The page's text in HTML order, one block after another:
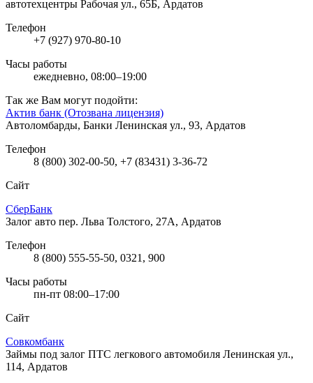
автотехцентры Рабочая ул., 65Б, Ардатов
Телефон
+7 (927) 970-80-10
Часы работы
ежедневно, 08:00–19:00
Так же Вам могут подойти:
Актив банк (Отозвана лицензия)
Автоломбарды, Банки Ленинская ул., 93, Ардатов
Телефон
8 (800) 302-00-50, +7 (83431) 3-36-72
Сайт
СберБанк
Залог авто пер. Льва Толстого, 27А, Ардатов
Телефон
8 (800) 555-55-50, 0321, 900
Часы работы
пн-пт 08:00–17:00
Сайт
Совкомбанк
Займы под залог ПТС легкового автомобиля Ленинская ул.,
114, Ардатов